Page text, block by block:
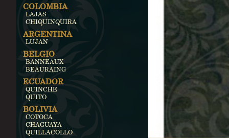
COLOMBIA
LAJAS
CHIQUINQUIRA
ARGENTINA
LUJAN
BELGIO
BANNEAUX
BEAURAING
ECUADOR
QUINCHE
QUITO
BOLIVIA
COTOCA
CHAGUAYA
QUILLACOLLO